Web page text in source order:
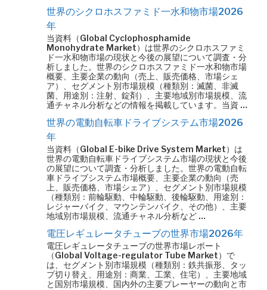
世界のシクロホスファミド一水和物市場2026
年
当資料（Global Cyclophosphamide
Monohydrate Market）は世界のシクロホスファミ
ド一水和物市場の現状と今後の展望について調査・分
析しました。世界のシクロホスファミド一水和物市場
概要、主要企業の動向（売上、販売価格、市場シェ
ア）、セグメント別市場規模（種類別：滅菌、非滅
菌、用途別：注射、錠剤）、主要地域別市場規模、流
通チャネル分析などの情報を掲載しています。当資 …
世界の電動自転車ドライブシステム市場2026
年
当資料（Global E-bike Drive System Market）は
世界の電動自転車ドライブシステム市場の現状と今後
の展望について調査・分析しました。世界の電動自転
車ドライブシステム市場概要、主要企業の動向（売
上、販売価格、市場シェア）、セグメント別市場規模
（種類別：前輪駆動、中輪駆動、後輪駆動、用途別：
レジャーバイク、マウンテンバイク、その他）、主要
地域別市場規模、流通チャネル分析など …
電圧レギュレータチューブの世界市場2026年
電圧レギュレータチューブの世界市場レポート
（Global Voltage-regulator Tube Market）で
は、セグメント別市場規模（種類別：鉄共振形、タッ
プ切り替え、用途別：商業、工業、住宅）、主要地域
と国別市場規模、国内外の主要プレーヤーの動向と市